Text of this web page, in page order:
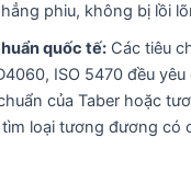
phiu, không bị lồi
quốc tế: Các tiêu
ISO 5470 đều
của Taber hoặc
loại tương đương có